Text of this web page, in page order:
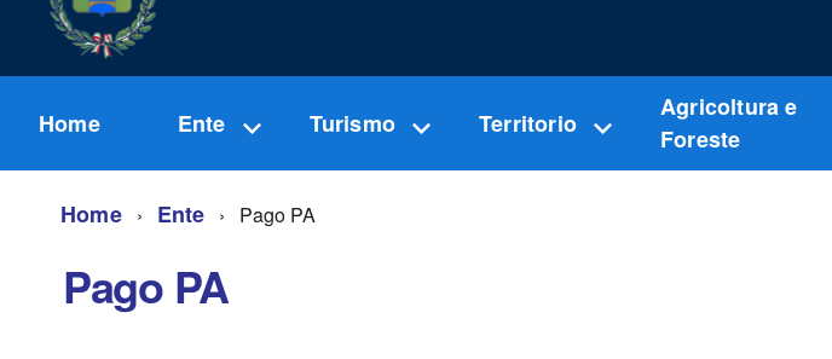
Home Ente Turismo Territorio
Agricoltura e
Foreste
Home Ente Pago PA
Pago PA